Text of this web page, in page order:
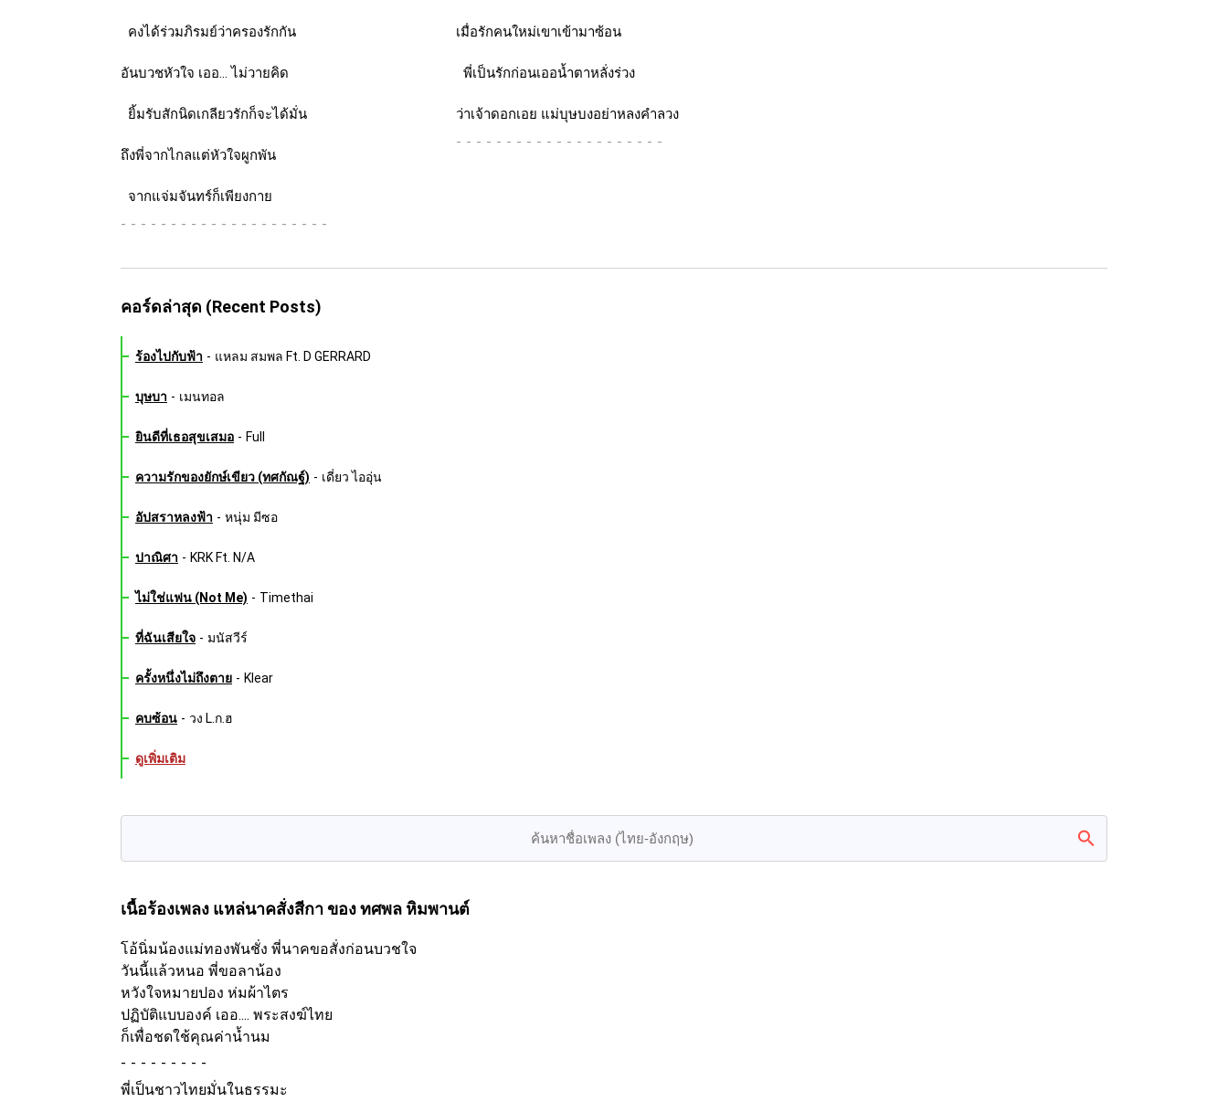
คงได้ร่วมภิรมย์ว่าครองรักกัน
อันบวชหัวใจ เออ... ไม่วายคิด
ยิ้มรับสักนิดเกลียวรักก็จะได้มั่น
ถึงพี่จากไกลแต่หัวใจผูกพัน
จากแจ่มจันทร์ก็เพียงกาย
-
เมื่อรักคนใหม่เขาเข้ามาซ้อน
พี่เป็นรักก่อนเออน้ำตาหลั่งร่วง
ว่าเจ้าดอกเอย แม่บุษบงอย่าหลงคำลวง
-
คอร์ดล่าสุด (Recent Posts)
ร้องไปกับฟ้า - แหลม สมพล Ft. D GERRARD
บุษบา - เมนทอล
ยินดีที่เธอสุขเสมอ - Full
ความรักของยักษ์เขียว (ทศกัณฐ์) - เดี่ยว ไออุ่น
อัปสราหลงฟ้า - หนุ่ม มีซอ
ปาณิศา - KRK Ft. N/A
ไม่ใช่แฟน (Not Me) - Timethai
ที่ฉันเสียใจ - มนัสวีร์
ครั้งหนึ่งไม่ถึงตาย - Klear
คบซ้อน - วง L.ก.ฮ
ดูเพิ่มเติม
เนื้อร้องเพลง แหล่นาคสั่งสีกาของ ทศพล หิมพานต์
โอ้นิ่มน้องแม่ทองพันชั่ง พี่นาคขอสั่งก่อนบวชใจ
วันนี้แล้วหนอ พี่ขอลาน้อง
หวังใจหมายปอง ห่มผ้าไตร
ปฏิบัติแบบองค์ เออ.... พระสงฆ์ไทย
ก็เพื่อชดใช้คุณค่าน้ำนม
-
พี่เป็นชาวไทยมั่นในธรรมะ